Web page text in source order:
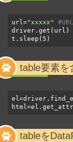
url="xxxxx"
driver.get(url)
t.sleep(5)
table要素を
tableを